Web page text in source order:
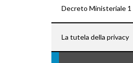
Decreto Ministeriale 1
La tutela della privacy